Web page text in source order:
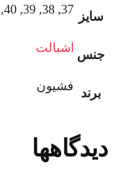
سایز
37, 38, 39, 40, 41
جنس
اشبالت
برند
فشیون
دیدگاهها